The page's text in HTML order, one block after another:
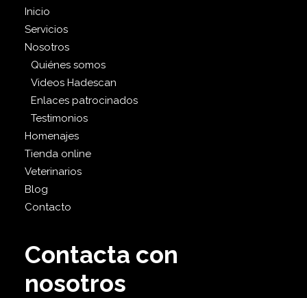
Inicio
Servicios
Nosotros
Quiénes somos
Videos Hadescan
Enlaces patrocinados
Testimonios
Homenajes
Tienda online
Veterinarios
Blog
Contacto
Contacta con
nosotros